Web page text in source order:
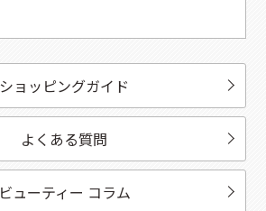
ショッピングガイド
よくある質問
ビューティー コラム